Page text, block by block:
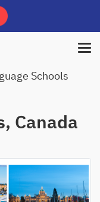
Schools
Canada